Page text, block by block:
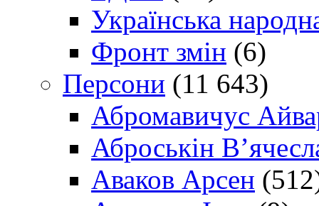
Українська
Фронт змін (6)
Персони (11 643)
Абромавичус
Аброськін
Аваков Арсен